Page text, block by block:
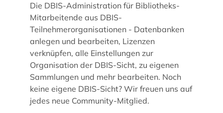
Die DBIS-Administration für Bibliotheks-
Mitarbeitende aus DBIS-
Teilnehmerorganisationen - Datenbanken
anlegen und bearbeiten, Lizenzen
verknüpfen, alle Einstellungen zur
Organisation der DBIS-Sicht, zu eigenen
Sammlungen und mehr bearbeiten. Noch
keine eigene DBIS-Sicht? Wir freuen uns auf
jedes neue Community-Mitglied.